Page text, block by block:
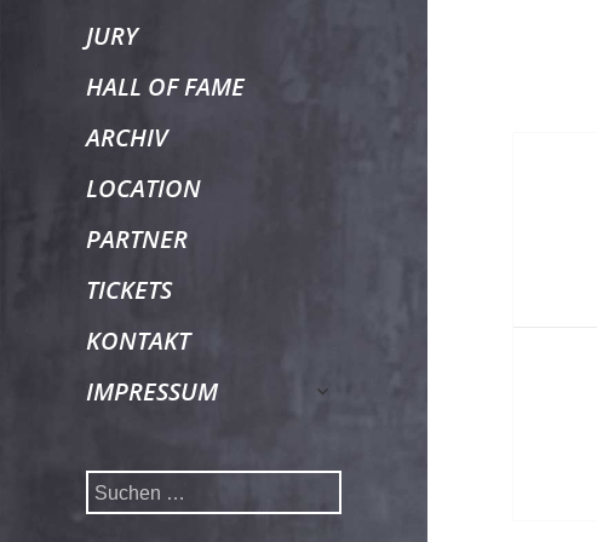
JURY
HALL OF FAME
ARCHIV
LOCATION
PARTNER
TICKETS
KONTAKT
IMPRESSUM
untermenü
Suchen